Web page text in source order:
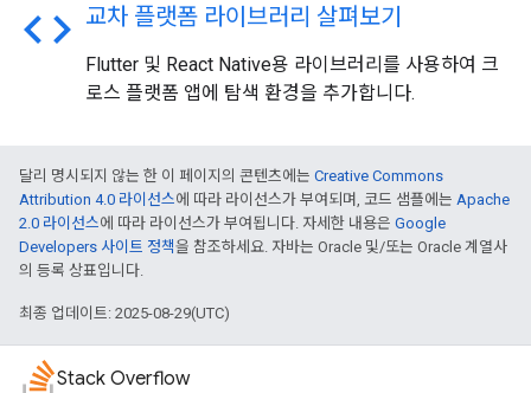
code 교차 플랫폼 라이브러리 살펴보기
Flutter 및 React Native용 라이브러리를 사용하여 크
로스 플랫폼 앱에 탐색 환경을 추가합니다.
달리 명시되지 않는 한 이 페이지의 콘텐츠에는 Creative Commons
Attribution 4.0 라이선스에 따라 라이선스가 부여되며, 코드 샘플에는 Apache
2.0 라이선스에 따라 라이선스가 부여됩니다. 자세한 내용은 Google
Developers 사이트 정책을 참조하세요. 자바는 Oracle 및/또는 Oracle 계열사
의 등록 상표입니다.
최종 업데이트: 2025-08-29(UTC)
Stack Overflow